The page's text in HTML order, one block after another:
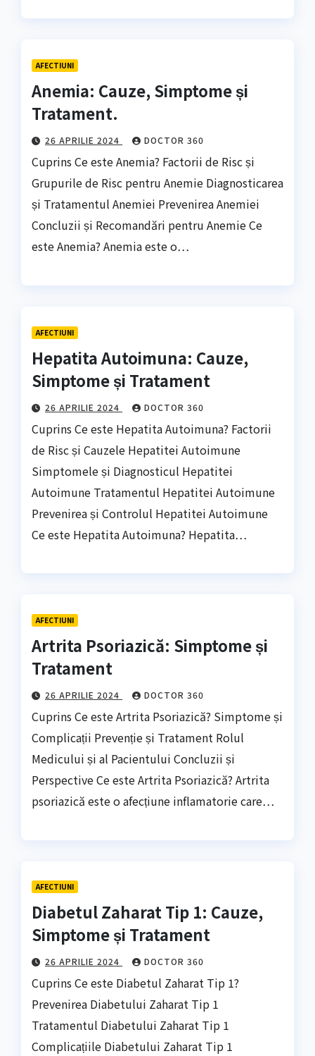
AFECTIUNI
Anemia: Cauze, Simptome și
Tratament.
26 APRILIE 2024 DOCTOR 360
Cuprins Ce este Anemia? Factorii de Risc și
Grupurile de Risc pentru Anemie Diagnosticarea
și Tratamentul Anemiei Prevenirea Anemiei
Concluzii și Recomandări pentru Anemie Ce
este Anemia? Anemia este o…
AFECTIUNI
Hepatita Autoimuna: Cauze,
Simptome și Tratament
26 APRILIE 2024 DOCTOR 360
Cuprins Ce este Hepatita Autoimuna? Factorii
de Risc și Cauzele Hepatitei Autoimune
Simptomele și Diagnosticul Hepatitei
Autoimune Tratamentul Hepatitei Autoimune
Prevenirea și Controlul Hepatitei Autoimune
Ce este Hepatita Autoimuna? Hepatita…
AFECTIUNI
Artrita Psoriazică: Simptome și
Tratament
26 APRILIE 2024 DOCTOR 360
Cuprins Ce este Artrita Psoriazică? Simptome și
Complicații Prevenție și Tratament Rolul
Medicului și al Pacientului Concluzii și
Perspective Ce este Artrita Psoriazică? Artrita
psoriazică este o afecțiune inflamatorie care…
AFECTIUNI
Diabetul Zaharat Tip 1: Cauze,
Simptome și Tratament
26 APRILIE 2024 DOCTOR 360
Cuprins Ce este Diabetul Zaharat Tip 1?
Prevenirea Diabetului Zaharat Tip 1
Tratamentul Diabetului Zaharat Tip 1
Complicațiile Diabetului Zaharat Tip 1